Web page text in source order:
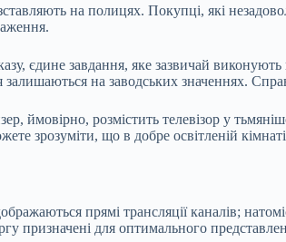
на полицях. Покупці, які
єдине завдання, яке зазвичай
на заводських значеннях.
ймовірно, розмістить телевізор у
зрозуміти, що в добре освітленій
прямі трансляції каналів;
призначені для оптимального